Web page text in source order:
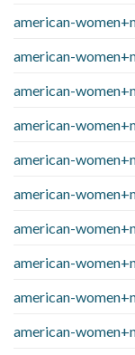
american-
american-
american-
american-
american-
american-
american-
american-
american-
american-